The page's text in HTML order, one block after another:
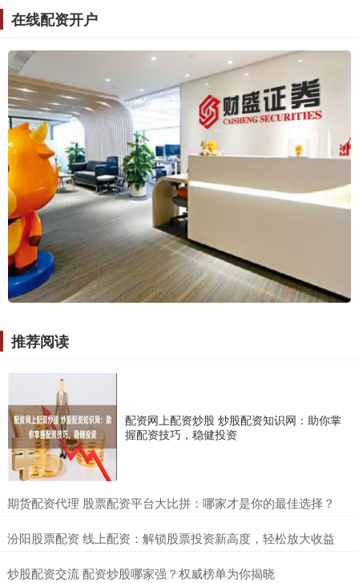
在线配资开户
推荐阅读
配资网上配资炒股 炒股配资知识网：助你掌
握配资技巧，稳健投资
​期货配资代理 股票配资平台大比拼：哪家才是你的最佳选择？
​汾阳股票配资 线上配资：解锁股票投资新高度，轻松放大收益
​炒股配资交流 配资炒股哪家强？权威榜单为你揭晓